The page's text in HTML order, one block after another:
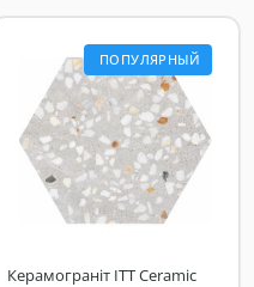
ПОПУЛЯРНЫЙ
Керамограніт ITT Ceramic